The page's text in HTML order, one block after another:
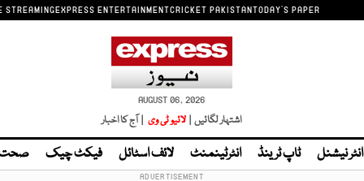
STREAMINGEXPRESS ENTERTAINMENTCRICKET PAKISTANTODAY'S PAPER
AUGUST 06, 2026
اشتہار لگائیں | لائیو ٹی وی | آج کا اخبار
انٹر نیشنل ٹاپ ٹرینڈ انٹرٹینمنٹ لائف اسٹائل فیکٹ چیک